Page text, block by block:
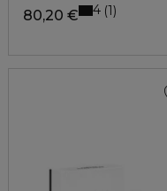
80,20 € 4 1